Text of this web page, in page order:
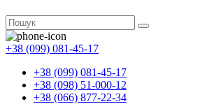
+38 (099) 081-45-17
+38 (099) 081-45-17
+38 (098) 51-000-12
+38 (066) 877-22-34